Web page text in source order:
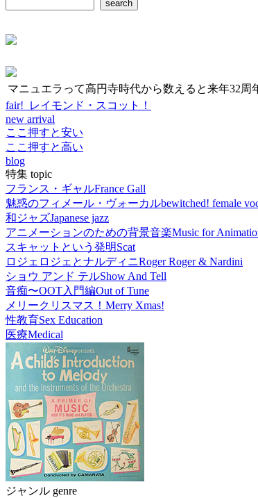
マニュエラって高円寺時代から数えると来年32周
fair! レイモンド・スコット！
new arrival
ここ押すと安い
ここ押すと高い
blog
特集 topic
フランス・ギャルFrance Gall
魅惑のフィメール・ヴォーカルbewitched! female
和ジャズJapanese jazz
アニメーションのための背景音楽Music for
スキャットという発明Scat
ロジェロジェとナルディニRoger Roger & Nardini
ショウ アンド テルShow And Tell
音痴〜OOT入門編Out of Tune
メリークリスマス！ Merry Xmas!
性教育Sex Education
医療Medical
ジャンル genre